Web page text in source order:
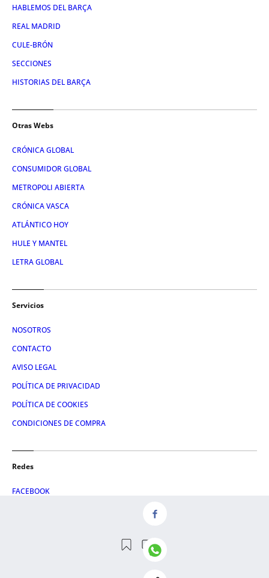
HABLEMOS DEL BARÇA
REAL MADRID
CULE-BRÓN
SECCIONES
HISTORIAS DEL BARÇA
Otras Webs
CRÓNICA GLOBAL
CONSUMIDOR GLOBAL
METROPOLI ABIERTA
CRÓNICA VASCA
ATLÁNTICO HOY
HULE Y MANTEL
LETRA GLOBAL
Servicios
NOSOTROS
CONTACTO
AVISO LEGAL
POLÍTICA DE PRIVACIDAD
POLÍTICA DE COOKIES
CONDICIONES DE COMPRA
Redes
FACEBOOK